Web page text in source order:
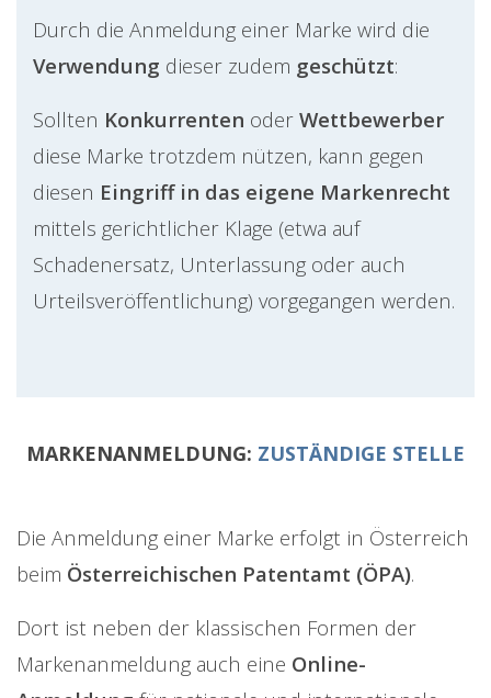
Durch die Anmeldung einer Marke wird die
Verwendung dieser zudem geschützt:
Sollten Konkurrenten oder Wettbewerber
diese Marke trotzdem nützen, kann gegen
diesen Eingriff in das eigene Markenrecht
mittels gerichtlicher Klage (etwa auf
Schadenersatz, Unterlassung oder auch
Urteilsveröffentlichung) vorgegangen werden.
MARKENANMELDUNG: ZUSTÄNDIGE STELLE
Die Anmeldung einer Marke erfolgt in Österreich
beim Österreichischen Patentamt (ÖPA).
Dort ist neben der klassischen Formen der
Markenanmeldung auch eine Online-